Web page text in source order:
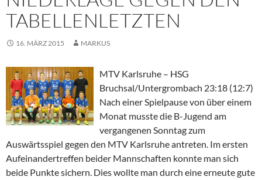
TABELLENLETZTEN
16. MÄRZ 2015 MARKUS
MTV Karlsruhe – HSG
Bruchsal/Untergrombach 23:18 (12:7)
Nach einer Spielpause von über einem
Monat musste die B-Jugend am
vergangenen Sonntag zum
Auswärtsspiel gegen den MTV Karlsruhe antreten. Im ersten
Aufeinandertreffen beider Mannschaften konnte man sich
beide Punkte sichern. Dies wollte man durch eine erneute gute